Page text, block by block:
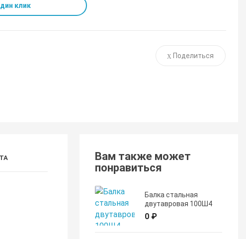
клик
Поделиться
Вам также может
понравиться
Балка стальная
двутавровая 100Ш4
0 ₽